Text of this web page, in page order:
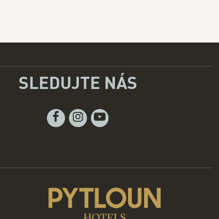
SLEDUJTE NÁS
Facebook
Instagram
Youtube